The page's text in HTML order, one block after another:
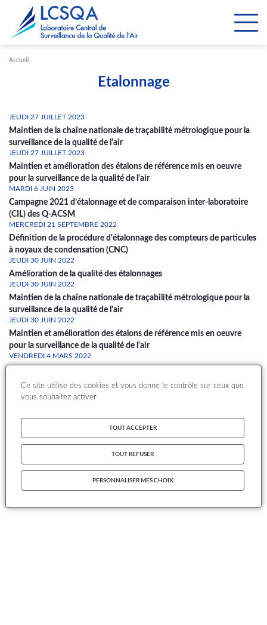
Accueil
Etalonnage
JEUDI 27 JUILLET 2023
Maintien de la chaîne nationale de traçabilité métrologique pour la
surveillance de la qualité de l'air
JEUDI 27 JUILLET 2023
Maintien et amélioration des étalons de référence mis en oeuvre
pour la surveillance de la qualité de l'air
MARDI 6 JUIN 2023
Campagne 2021 d’étalonnage et de comparaison inter-laboratoire
(CIL) des Q-ACSM
MERCREDI 21 SEPTEMBRE 2022
Définition de la procédure d'étalonnage des compteurs de particules
à noyaux de condensation (CNC)
JEUDI 30 JUIN 2022
Amélioration de la qualité des étalonnages
JEUDI 30 JUIN 2022
Maintien de la chaîne nationale de traçabilité métrologique pour la
surveillance de la qualité de l'air
JEUDI 30 JUIN 2022
Maintien et amélioration des étalons de référence mis en oeuvre
pour la surveillance de la qualité de l'air
VENDREDI 4 MARS 2022
Contrôle des paramètres de fonctionnement et raccordement à
Développement d’étalons de référence pour l’ammoniac (NH3)
Pagination
3 4
S'abonner à Etalonnage
Paramétrer les cookies
Ce site utilise des cookies et vous donne le contrôle sur ceux que
vous souhaitez activer
TOUT ACCEPTER
TOUT REFUSER
PERSONNALISER MES CHOIX